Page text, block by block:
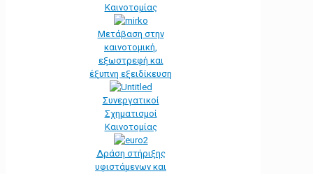
Καινοτομίας
Μετάβαση στην
καινοτομική,
εξωστρεφή και
έξυπνη εξειδίκευση
Συνεργατικοί
Σχηματισμοί
Καινοτομίας
Δράση στήριξης
υφιστάμενων και